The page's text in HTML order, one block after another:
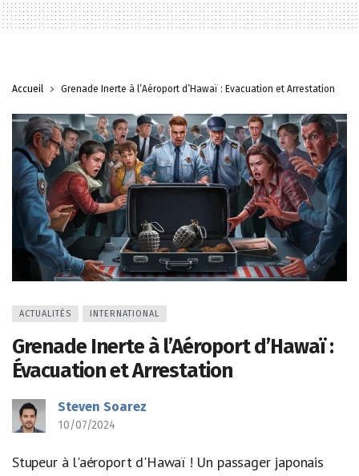
Accueil Grenade Inerte à l’Aéroport d’Hawaï : Évacuation et Arrestation
ACTUALITÉS INTERNATIONAL
Grenade Inerte à l’Aéroport d’Hawaï :
Évacuation et Arrestation
Steven Soarez
10/07/2024
Stupeur à l'aéroport d'Hawaï ! Un passager japonais